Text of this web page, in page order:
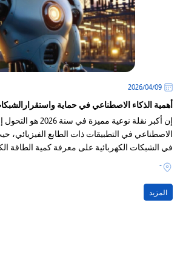
09‏/04‏/2026
أهمية الذكاء الاصطناعي في حماية
إن أكبر نقلة نوعية
الاصطناعي في التطبيقات ذات الطابع الفيزيائي،
في الشبكات الكهربائية على معرفة كمية الطاقة
عليها-
المزيد